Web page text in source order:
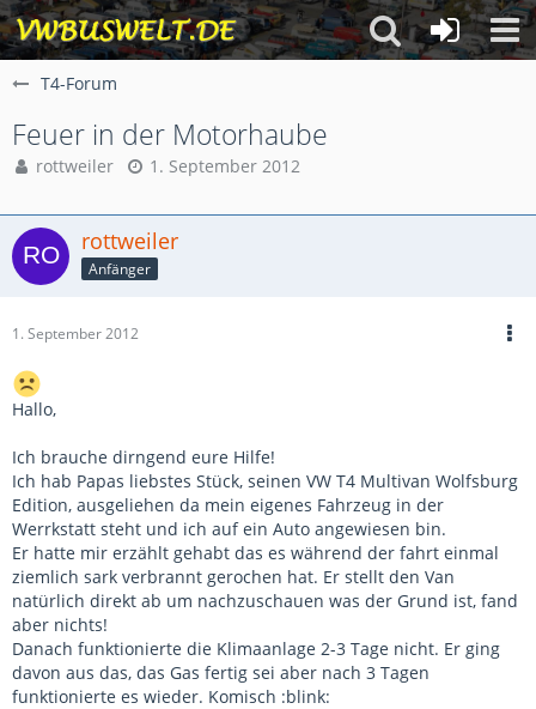
T4-Forum
Feuer in der Motorhaube
rottweiler 1. September 2012
rottweiler
Anfänger
1. September 2012
Hallo,
Ich brauche dirngend eure Hilfe!
Ich hab Papas liebstes Stück, seinen VW T4 Multivan Wolfsburg
Edition, ausgeliehen da mein eigenes Fahrzeug in der
Werrkstatt steht und ich auf ein Auto angewiesen bin.
Er hatte mir erzählt gehabt das es während der fahrt einmal
ziemlich sark verbrannt gerochen hat. Er stellt den Van
natürlich direkt ab um nachzuschauen was der Grund ist, fand
aber nichts!
Danach funktionierte die Klimaanlage 2-3 Tage nicht. Er ging
davon aus das, das Gas fertig sei aber nach 3 Tagen
funktionierte es wieder. Komisch :blink: